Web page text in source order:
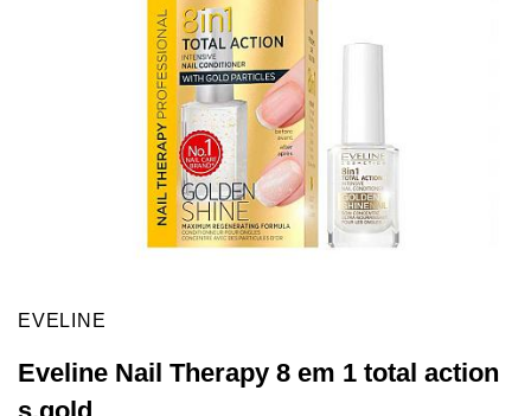
EVELINE
Eveline Nail Therapy 8 em 1 total action